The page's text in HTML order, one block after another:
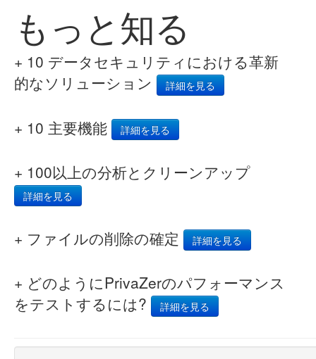
もっと知る
+ 10 データセキュリティにおける革新
的なソリューション
詳細を見る
+ 10 主要機能 詳細を見る
+ 100以上の分析とクリーンアップ
詳細を見る
+ ファイルの削除の確定 詳細を見る
+ どのようにPrivaZerのパフォーマンス
をテストするには?
詳細を見る